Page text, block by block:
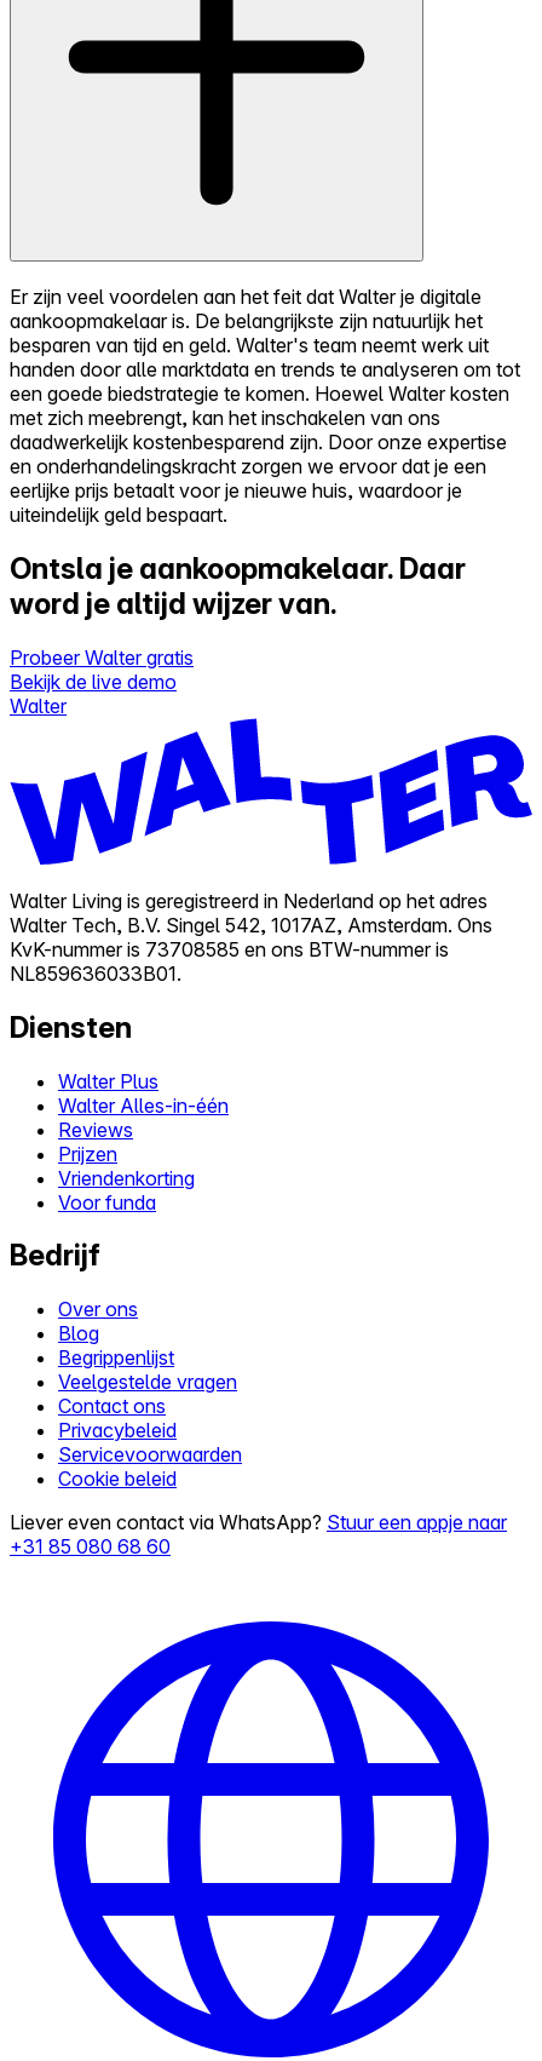
Er zijn veel voordelen aan het feit dat Walter je digitale
aankoopmakelaar is. De belangrijkste zijn natuurlijk het
besparen van tijd en geld. Walter's team neemt werk uit
handen door alle marktdata en trends te analyseren om tot
een goede biedstrategie te komen. Hoewel Walter kosten
met zich meebrengt, kan het inschakelen van ons
daadwerkelijk kostenbesparend zijn. Door onze expertise
en onderhandelingskracht zorgen we ervoor dat je een
eerlijke prijs betaalt voor je nieuwe huis, waardoor je
uiteindelijk geld bespaart.
Ontsla je aankoopmakelaar. Daar
word je altijd wijzer van.
Probeer Walter gratis
Bekijk de live demo
Walter
Walter Living is geregistreerd in Nederland op het adres
Walter Tech, B.V. Singel 542, 1017AZ, Amsterdam. Ons
KvK-nummer is 73708585 en ons BTW-nummer is
NL859636033B01.
Diensten
Walter Plus
Walter Alles-in-één
Reviews
Prijzen
Vriendenkorting
Voor funda
Bedrijf
Over ons
Blog
Begrippenlijst
Veelgestelde vragen
Contact ons
Privacybeleid
Servicevoorwaarden
Cookie beleid
Liever even contact via WhatsApp? Stuur een appje naar
+31 85 080 68 60